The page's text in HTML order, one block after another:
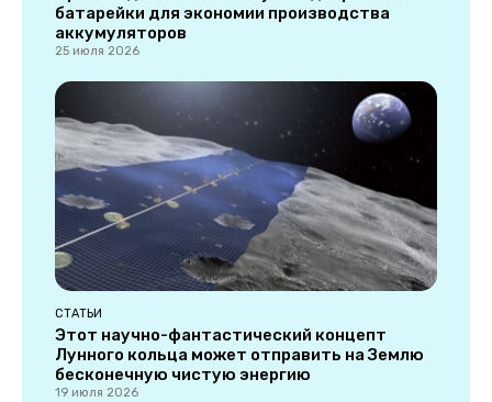
батарейки для экономии производства
аккумуляторов
25 июля 2026
СТАТЬИ
Этот научно-фантастический концепт
Лунного кольца может отправить на Землю
бесконечную чистую энергию
19 июля 2026